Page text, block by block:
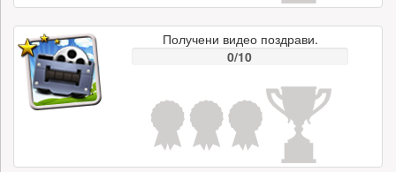
Получени видео поздрави.
0/10